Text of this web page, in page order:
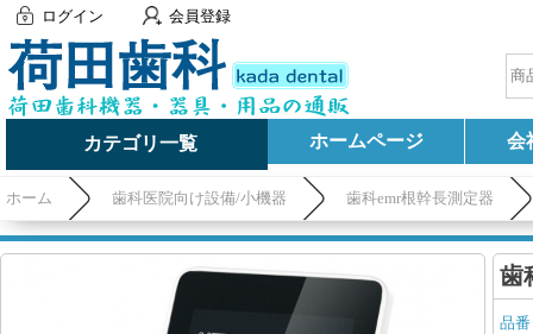
ログイン 会員登録
カテゴリ一覧 ホームページ 会
ホーム 歯科医院向け設備/小機器 歯科emr根幹長測定器
歯
品